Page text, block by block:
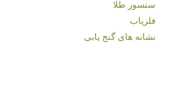
سنسور طلا
فلزیاب
نشانه های گنج یابی